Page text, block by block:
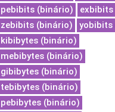
pebibits (binário)
zebibits (binário)
yobibits
kibibytes (binário)
mebibytes (binário)
gibibytes (binário)
tebibytes (binário)
pebibytes (binário)